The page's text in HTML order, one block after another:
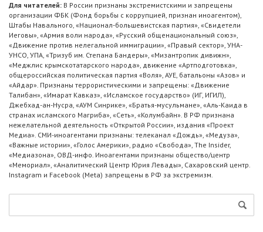
Для читателей: В России признаны экстремистскими и запрещены
организации ФБК (Фонд борьбы с коррупцией, признан иноагентом),
Штабы Навального, «Национал-большевистская партия», «Свидетели
Иеговы», «Армия воли народа», «Русский общенациональный союз»,
«Движение против нелегальной иммиграции», «Правый сектор», УНА-
УНСО, УПА, «Тризуб им. Степана Бандеры», «Мизантропик дивижн»,
«Меджлис крымскотатарского народа», движение «Артподготовка»,
общероссийская политическая партия «Воля», АУЕ, батальоны «Азов» и
«Айдар». Признаны террористическими и запрещены: «Движение
Талибан», «Имарат Кавказ», «Исламское государство» (ИГ, ИГИЛ),
Джебхад-ан-Нусра, «АУМ Синрике», «Братья-мусульмане», «Аль-Каида в
странах исламского Магриба», «Сеть», «Колумбайн». В РФ признана
нежелательной деятельность «Открытой России», издания «Проект
Медиа». СМИ-иноагентами признаны: телеканал «Дождь», «Медуза»,
«Важные истории», «Голос Америки», радио «Свобода», The Insider,
«Медиазона», ОВД-инфо. Иноагентами признаны общество/центр
«Мемориал», «Аналитический Центр Юрия Левады», Сахаровский центр.
Instagram и Facebook (Metа) запрещены в РФ за экстремизм.